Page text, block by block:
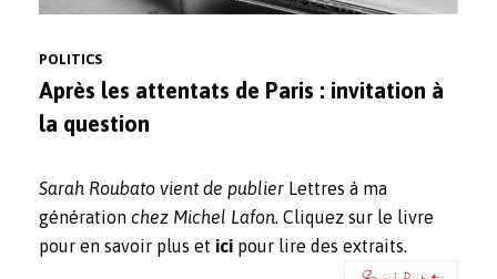
POLITICS
Après les attentats de Paris : invitation à
la question
Sarah Roubato vient de publier Lettres à ma
génération chez Michel Lafon. Cliquez sur le livre
pour en savoir plus et ici pour lire des extraits.